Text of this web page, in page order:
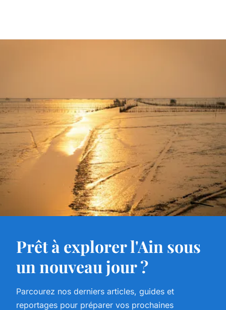
Prêt à explorer l'Ain sous
un nouveau jour ?
Parcourez nos derniers articles, guides et
reportages pour préparer vos prochaines